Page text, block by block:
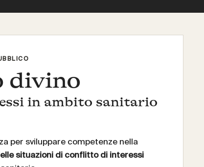
divino
in ambito sanitario
per sviluppare competenze nella
situazioni di conflitto di interessi